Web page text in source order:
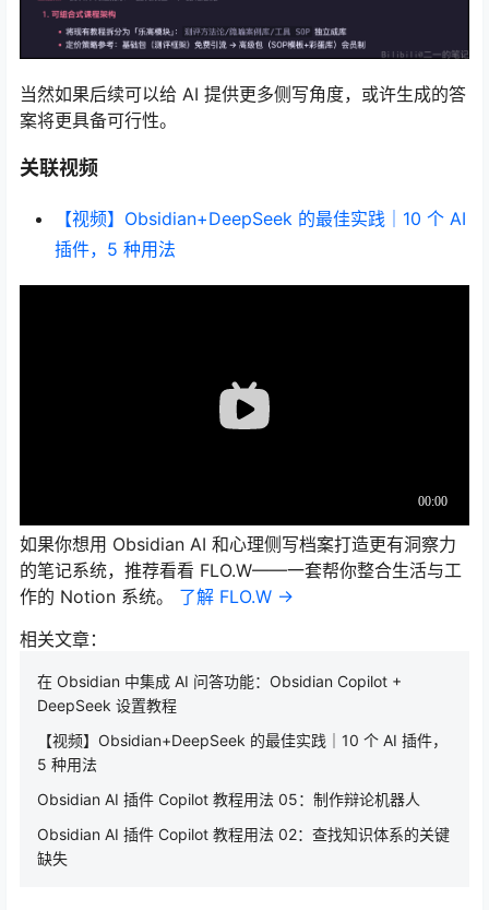
当然如果后续可以给 AI 提供更多侧写角度，或许生成的答
案将更具备可行性。
关联视频
【视频】Obsidian+DeepSeek 的最佳实践｜10 个 AI
插件，5 种用法
如果你想用 Obsidian AI 和心理侧写档案打造更有洞察力
的笔记系统，推荐看看 FLO.W——一套帮你整合生活与工
作的 Notion 系统。 了解 FLO.W →
相关文章：
在 Obsidian 中集成 AI 问答功能：Obsidian Copilot +
DeepSeek 设置教程
【视频】Obsidian+DeepSeek 的最佳实践｜10 个 AI 插件，
5 种用法
Obsidian AI 插件 Copilot 教程用法 05：制作辩论机器人
Obsidian AI 插件 Copilot 教程用法 02：查找知识体系的关键
缺失